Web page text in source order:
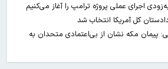
اجرای عملی پروژه ترامپ را آغاز می‌کنیم
کل آمریکا انتخاب شد
پیمان مکه نشان از بی‌اعتمادی متحدان به